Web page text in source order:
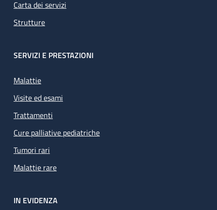
Carta dei servizi
Strutture
SERVIZI E PRESTAZIONI
Malattie
Visite ed esami
Trattamenti
Cure palliative pediatriche
Tumori rari
Malattie rare
IN EVIDENZA